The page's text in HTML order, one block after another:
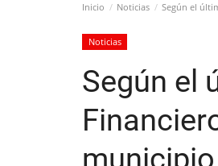
Inicio Noticias Según el
Noticias
Según el